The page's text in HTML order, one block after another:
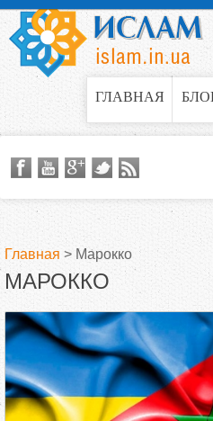
Jump to
ГЛАВНАЯ
В
ы
з
д
Главная > Марокко
МАРОККО